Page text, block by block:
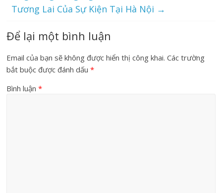
Tương Lai Của Sự Kiện Tại Hà Nội →
Để lại một bình luận
Email của bạn sẽ không được hiển thị công khai. Các trường
bắt buộc được đánh dấu*
Bình luận*